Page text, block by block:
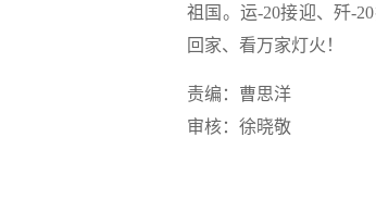
祖国。运-20接迎、歼-
回家、看万家灯火！
责编：曹思洋
审核：徐晓敬